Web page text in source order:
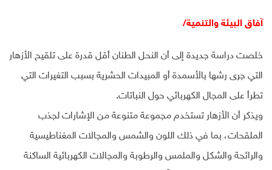
آفاق البيئة والتنمية/
خلصت دراسة جديدة إلى أن النحل الطنان أقل قدرة على تلقيح الأزهار
التي جرى رشها بالأسمدة أو المبيدات الحشرية بسبب التغيرات التي
تطرأ على المجال الكهربائي حول النباتات.
ويذكر أن الأزهار تستخدم مجموعة متنوعة من الإشارات لجذب
الملقحات، بما في ذلك اللون والشمس والمجالات المغناطيسية
والرائحة والشكل والملمس والرطوبة والمجالات الكهربائية الساكنة